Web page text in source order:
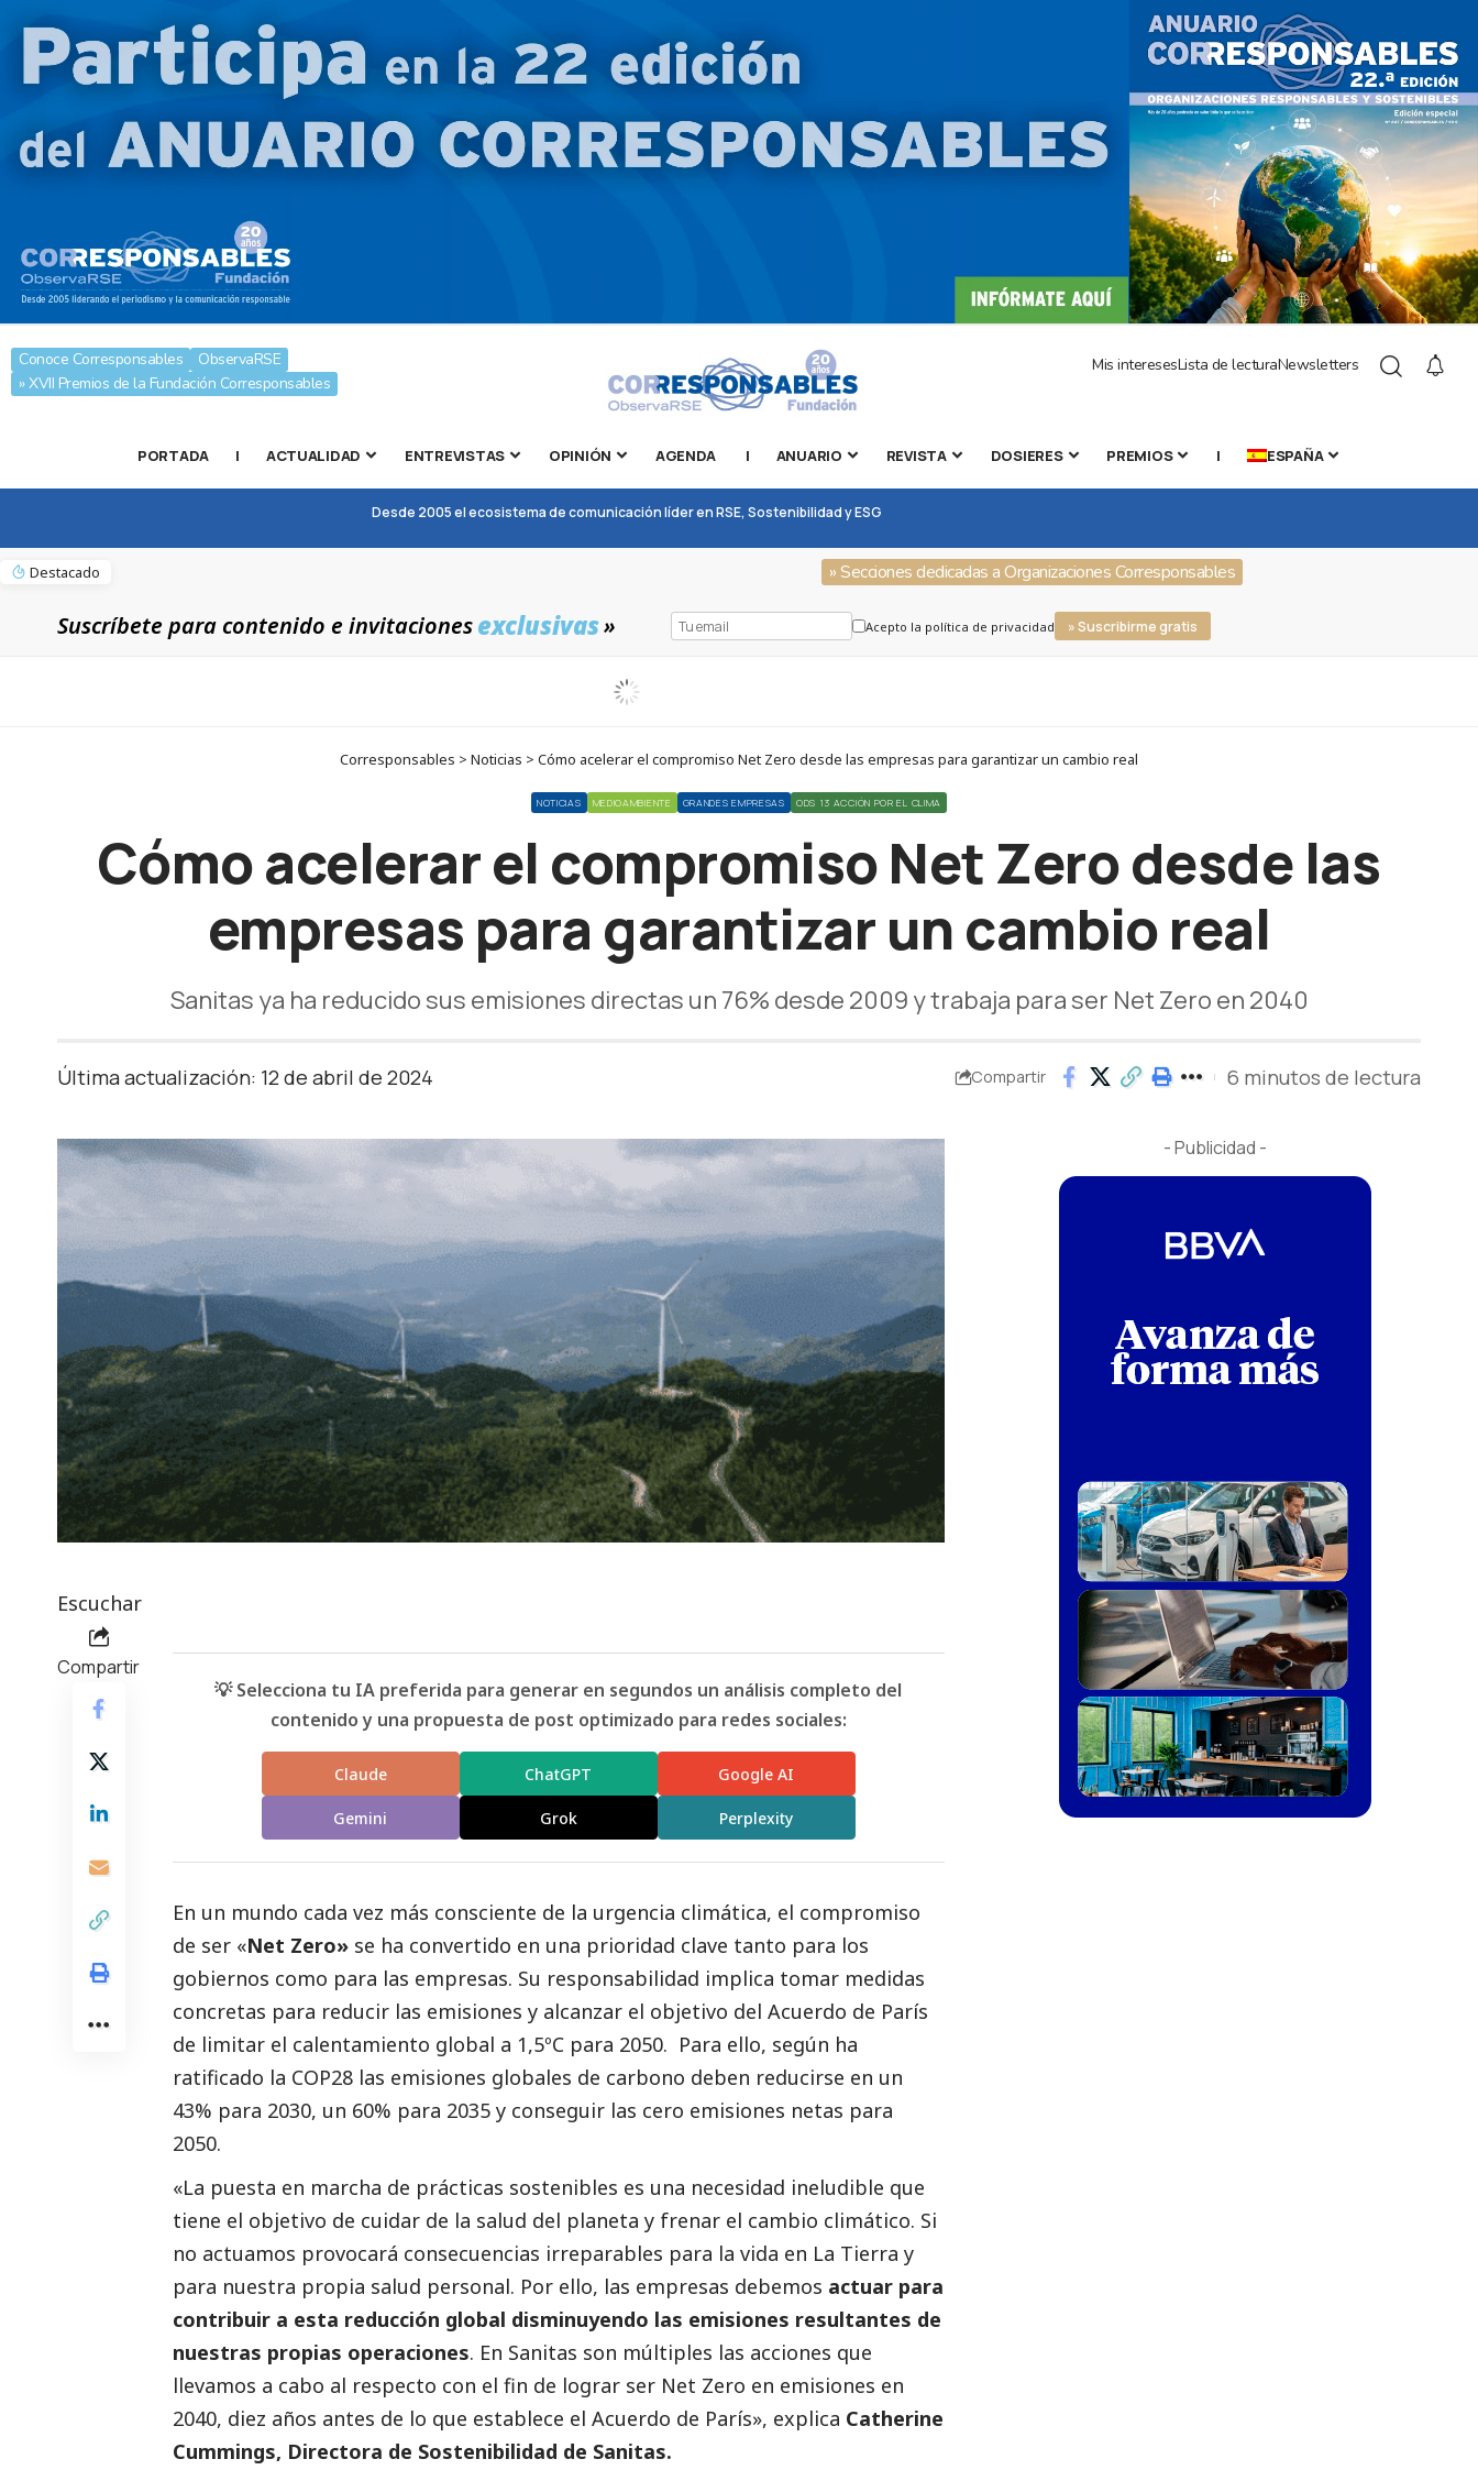
Conoce Corresponsables
ObservaRSE
» XVII Premios de la Fundación Corresponsables
Mis interesesLista de lecturaNewsletters
PORTADA | ACTUALIDAD ENTREVISTAS OPINIÓN AGENDA | ANUARIO REVISTA DOSIERES PREMIOS | ESPAÑA
Desde 2005 el ecosistema de comunicación líder en RSE, Sostenibilidad y ESG
Destacado » Secciones dedicadas a Organizaciones Corresponsables
Suscríbete para contenido e invitacionesexclusivas» Acepto la política de privacidad » Suscribirme gratis
Corresponsables > Noticias > Cómo acelerar el compromiso Net Zero desde las empresas para garantizar un cambio real
NOTICIAS MEDIOAMBIENTE GRANDES EMPRESAS ODS 13 ACCIÓN POR EL CLIMA
Cómo acelerar el compromiso Net Zero desde las
empresas para garantizar un cambio real
Sanitas ya ha reducido sus emisiones directas un 76% desde 2009 y trabaja para ser Net Zero en 2040
Última actualización: 12 de abril de 2024 Compartir 6 minutos de lectura
Escuchar
Compartir
💡 Selecciona tu IA preferida para generar en segundos un análisis completo del
contenido y una propuesta de post optimizado para redes sociales:
Claude ChatGPT Google AI
Gemini Grok Perplexity
En un mundo cada vez más consciente de la urgencia climática, el compromiso
de ser «Net Zero» se ha convertido en una prioridad clave tanto para los
gobiernos como para las empresas. Su responsabilidad implica tomar medidas
concretas para reducir las emisiones y alcanzar el objetivo del Acuerdo de París
de limitar el calentamiento global a 1,5ºC para 2050. Para ello, según ha
ratificado la COP28 las emisiones globales de carbono deben reducirse en un
43% para 2030, un 60% para 2035 y conseguir las cero emisiones netas para
2050.
«La puesta en marcha de prácticas sostenibles es una necesidad ineludible que
tiene el objetivo de cuidar de la salud del planeta y frenar el cambio climático. Si
no actuamos provocará consecuencias irreparables para la vida en La Tierra y
para nuestra propia salud personal. Por ello, las empresas debemos actuar para
contribuir a esta reducción global disminuyendo las emisiones resultantes de
nuestras propias operaciones. En Sanitas son múltiples las acciones que
llevamos a cabo al respecto con el fin de lograr ser Net Zero en emisiones en
2040, diez años antes de lo que establece el Acuerdo de París», explica Catherine
Cummings, Directora de Sostenibilidad de Sanitas.
- Publicidad -